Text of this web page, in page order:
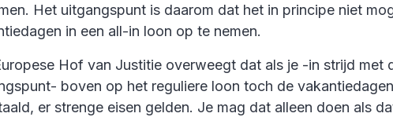
Het uitgangspunt is daarom dat het in principe niet
in een all-in loon op te nemen.
Hof van Justitie overweegt dat als je -in strijd met
boven op het reguliere loon toch de
er strenge eisen gelden. Je mag dat alleen doen als